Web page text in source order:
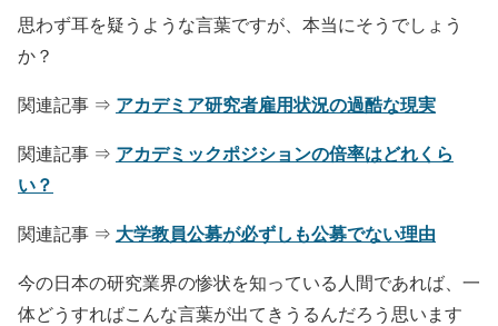
思わず耳を疑うような言葉ですが、本当にそうでしょう
か？
関連記事 ⇒ アカデミア研究者雇用状況の過酷な現実
関連記事 ⇒ アカデミックポジションの倍率はどれくら
い？
関連記事 ⇒ 大学教員公募が必ずしも公募でない理由
今の日本の研究業界の惨状を知っている人間であれば、一
体どうすればこんな言葉が出てきうるんだろう思います